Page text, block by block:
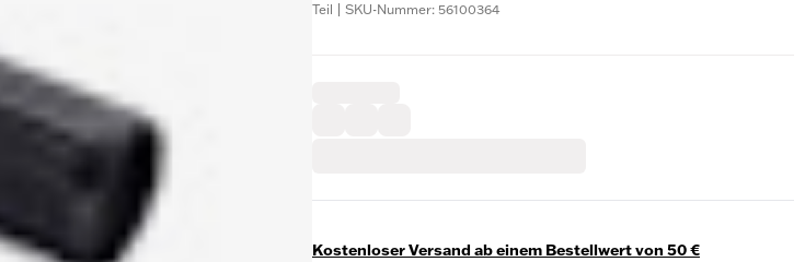
Teil | SKU-Nummer: 56100364
Kostenloser Versand ab einem Bestellwert von 50 €